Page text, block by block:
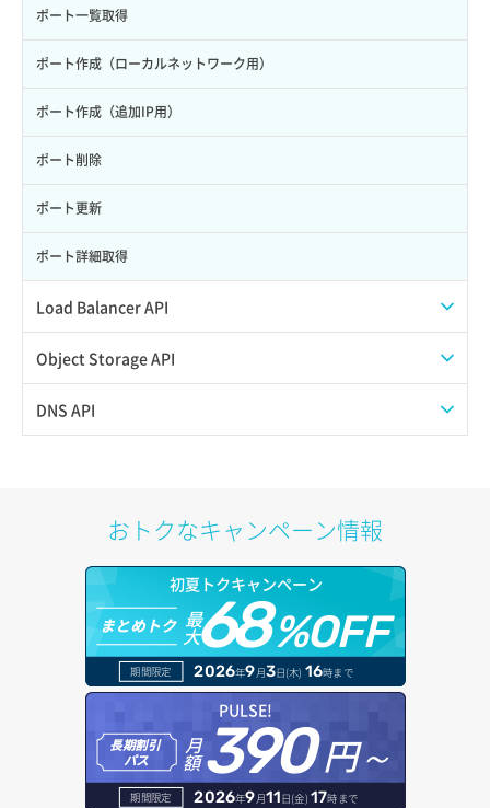
サーバー作成
サーバー再構築（OS再インストール）
サーバー利用状況グラフ（CPU）
サーバー利用状況グラフ（ディスクIO）
サーバー利用状況グラフ（トラフィック）
サーバー削除
サーバー操作（起動/停止/再起動/強制停止）
サーバー設定切替
ポートデタッチ
ボリュームアタッチ
ボリュームデタッチ
ポート一覧取得
ポート作成（ローカルネットワーク用）
ポート作成（追加IP用）
ポート削除
ポート更新
ポート詳細取得
Load Balancer API
プール一覧取得
プール作成
ヘルスモニタ一覧取得
ヘルスモニタ作成
ヘルスモニタ削除
ヘルスモニタ更新
ヘルスモニタ詳細取得
Object Storage API
Web公開
オブジェクトダウンロード
オブジェクトバージョン管理
オブジェクト一覧取得
オブジェクト削除
オブジェクト削除予約
DNS API
ドメイン情報登録
ドメイン詳細取得
レコード一覧取得
レコード作成
おトクなキャンペーン情報
初夏トクキャンペーン
まとめトク 最
大68%OFF
期間限定 2026年9月3日(木) 16時まで
PULSE!
長期割引
パス
月
額390円～
期間限定 2026年9月11日(金) 17時まで